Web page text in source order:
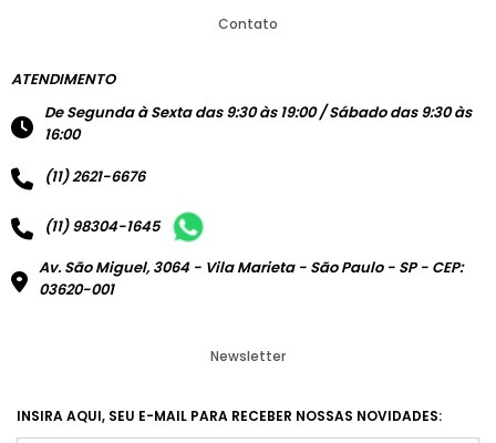
Contato
ATENDIMENTO
De Segunda à Sexta das 9:30 às 19:00 / Sábado das 9:30 às
16:00
(11) 2621-6676
(11) 98304-1645
Av. São Miguel, 3064 - Vila Marieta - São Paulo - SP - CEP:
03620-001
Newsletter
INSIRA AQUI, SEU E-MAIL PARA RECEBER NOSSAS NOVIDADES: